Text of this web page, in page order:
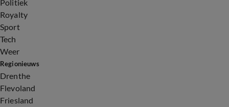
Politiek
Royalty
Sport
Tech
Weer
Regionieuws
Drenthe
Flevoland
Friesland